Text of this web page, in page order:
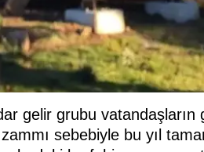
gelir grubu vatandaşların
sebebiyle bu yıl